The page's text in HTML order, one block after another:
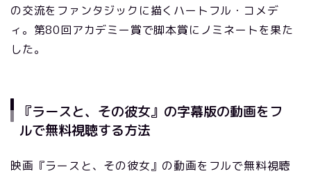
の交流をファンタジックに描くハートフル・コメデ
ィ。第80回アカデミー賞で脚本賞にノミネートを果た
した。
『ラースと、その彼女』の字幕版の動画をフ
ルで無料視聴する方法
映画『ラースと、その彼女』の動画をフルで無料視聴